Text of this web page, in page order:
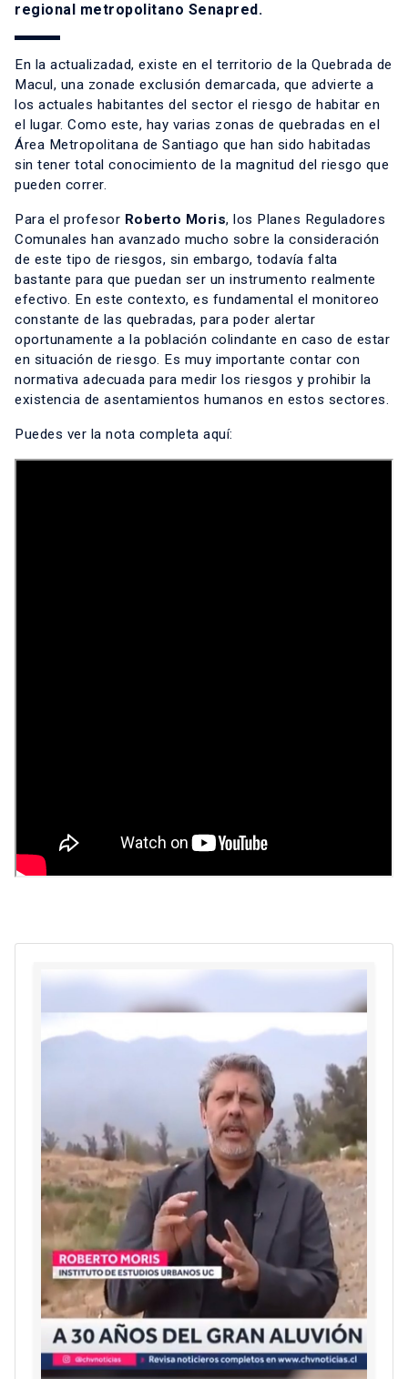
regional metropolitano Senapred.
En la actualizadad, existe en el territorio de la Quebrada de
Macul, una zonade exclusión demarcada, que advierte a
los actuales habitantes del sector el riesgo de habitar en
el lugar. Como este, hay varias zonas de quebradas en el
Área Metropolitana de Santiago que han sido habitadas
sin tener total conocimiento de la magnitud del riesgo que
pueden correr.
Para el profesor Roberto Moris, los Planes Reguladores
Comunales han avanzado mucho sobre la consideración
de este tipo de riesgos, sin embargo, todavía falta
bastante para que puedan ser un instrumento realmente
efectivo. En este contexto, es fundamental el monitoreo
constante de las quebradas, para poder alertar
oportunamente a la población colindante en caso de estar
en situación de riesgo. Es muy importante contar con
normativa adecuada para medir los riesgos y prohibir la
existencia de asentamientos humanos en estos sectores.
Puedes ver la nota completa aquí: